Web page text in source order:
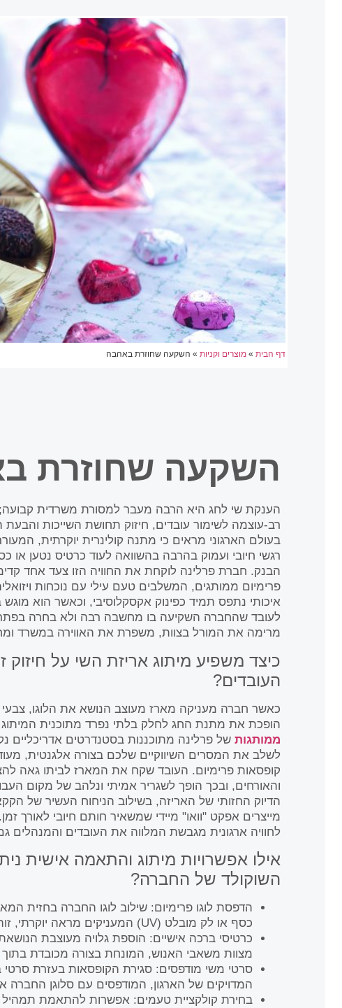
דף הבית» מוצרים וקניות» השקעה שחוזרת באהבה
השקעה שחוזרת
הענקת שי לחג היא הרבה מעבר למסורת משרדית קבועה;
רב-עוצמה לשימור עובדים, חיזוק תחושת השייכות
בעולם הארגוני מראים כי מתנה קולינרית יוקרתית,
רגשי חיובי ועמוק בהרבה בהשוואה לעוד כרטיס נטען או
הבנק. חברת פרלינה לוקחת את החוויה הזו צעד אחד
פרימיום ממותגים, המשלבים טעם עילי עם נוכחות
איכותי נתפס תמיד כפינוק אקסקלוסיבי, וכאשר הוא
לעובד שהחברה השקיעה בו מחשבה רבה ולא בחרה
מרימה את המורל בצוות, משפרת את האווירה במשרד
כיצד משפיע מיתוג אריזת השי על חיזוק
העובדים?
כאשר חברה מעניקה מארז מעוצב הנושא את הלוגו, צבעי
הופכת את מתנת החג לחלק בלתי נפרד מתוכנית
ממותגותשל פרלינה מתוכננות בסטנדרטים אדריכליים
לשלב את המסרים השיווקיים שלכם בצורה אלגנטית,
קופסאות פרימיום. העובד שקח את המארז לביתו גאה
והאורחים, ובכך הופך לשגריר אמיתי ונלהב של מקום
הדיוק החזותי של האריזה, בשילוב הניחוח העשיר של
מייצרים אפקט "וואו" מיידי שמשאיר חותם חיובי לאורך
לחוויה ארגונית מגבשת המלווה את העובדים והמנהלים
אילו אפשרויות מיתוג והתאמה אישית
השוקולד של החברה?
הדפסת לוגו פרימיום: שילוב לוגו החברה בחזית
כסף או לק מובלט (UV) המעניקים מראה יוקרתי, זוהר ומקצועי.
כרטיסי ברכה אישיים: הוספת גלויה מעוצבת
מצוות משאבי האנוש, המונחת בצורה מכובדת
סרטי משי מודפסים: סגירת הקופסאות בעזרת סרטי
המדויקים של הארגון, המודפסים עם סלוגן
בחירת קולקציית טעמים: אפשרות להתאמת תמהיל